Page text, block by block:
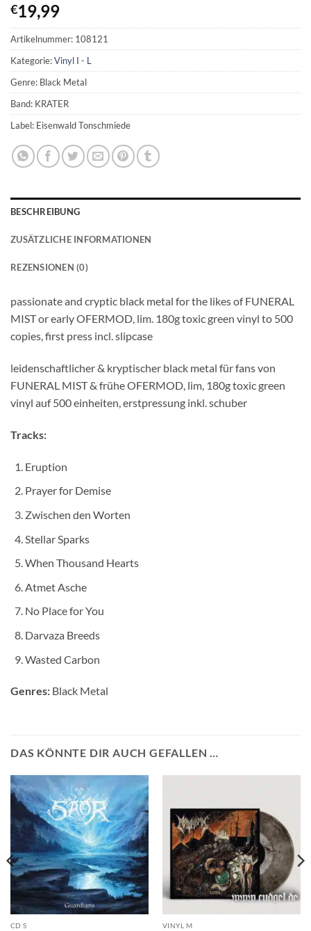
€19,99
Artikelnummer: 108121
Kategorie:Vinyl I - L
Genre: Black Metal
Band: KRATER
Label: Eisenwald Tonschmiede
BESCHREIBUNG
ZUSÄTZLICHE INFORMATIONEN
REZENSIONEN (0)
passionate and cryptic black metal for the likes of FUNERAL
MIST or early OFERMOD, lim. 180g toxic green vinyl to 500
copies, first press incl. slipcase
leidenschaftlicher & kryptischer black metal für fans von
FUNERAL MIST & frühe OFERMOD, lim, 180g toxic green
vinyl auf 500 einheiten, erstpressung inkl. schuber
Tracks:
Eruption
Prayer for Demise
Zwischen den Worten
Stellar Sparks
When Thousand Hearts
Atmet Asche
No Place for You
Darvaza Breeds
Wasted Carbon
Genres: Black Metal
DAS KÖNNTE DIR AUCH GEFALLEN …
CD S VINYL M